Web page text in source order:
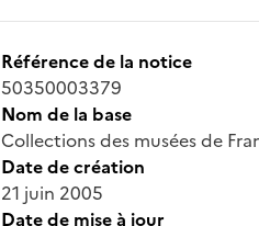
Référence de la notice
50350003379
Nom de la base
Collections des musées de
Date de création
21 juin 2005
Date de mise à jour